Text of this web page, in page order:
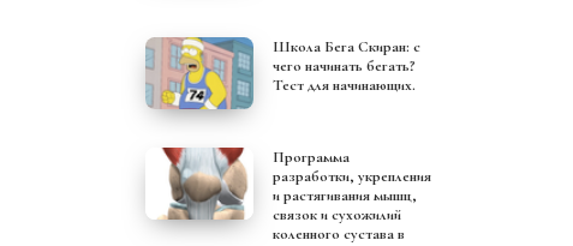
Школа Бега Скиран: с
чего начинать бегать?
Тест для начинающих.
Программа
разработки, укрепления
и растягивания мышц,
связок и сухожилий
коленного сустава в